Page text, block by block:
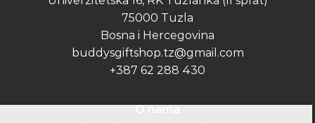
75000 Tuzla
Bosna i Hercegovina
buddysgiftshop.tz@gmail.com
+387 62 288 430